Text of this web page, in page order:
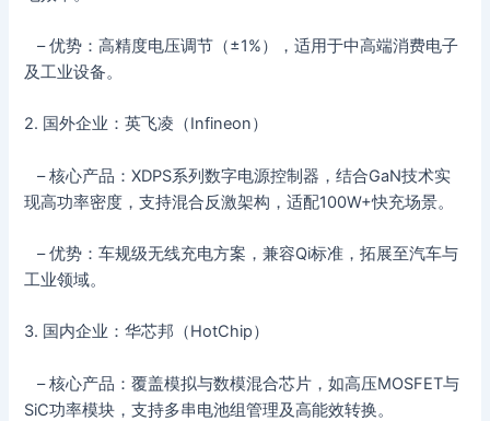
– 优势：高精度电压调节（±1%），适用于中高端消费电子
及工业设备。
2. 国外企业：英飞凌（Infineon）
– 核心产品：XDPS系列数字电源控制器，结合GaN技术实
现高功率密度，支持混合反激架构，适配100W+快充场景。
– 优势：车规级无线充电方案，兼容Qi标准，拓展至汽车与
工业领域。
3. 国内企业：华芯邦（HotChip）
– 核心产品：覆盖模拟与数模混合芯片，如高压MOSFET与
SiC功率模块，支持多串电池组管理及高能效转换。